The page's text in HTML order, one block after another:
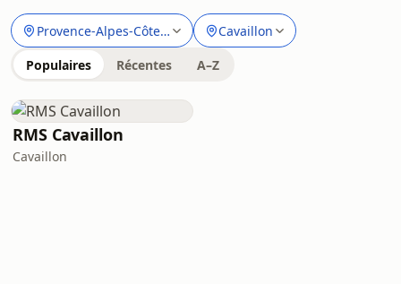
Provence-Alpes-Côte d'Azur Cavaillon
Populaires Récentes A–Z
RMS Cavaillon
Cavaillon